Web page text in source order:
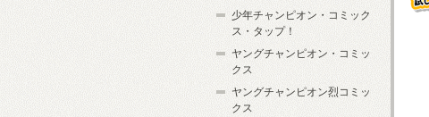
少年チャンピオン・コミック
ス・タップ！
ヤングチャンピオン・コミッ
クス
ヤングチャンピオン烈コミッ
クス